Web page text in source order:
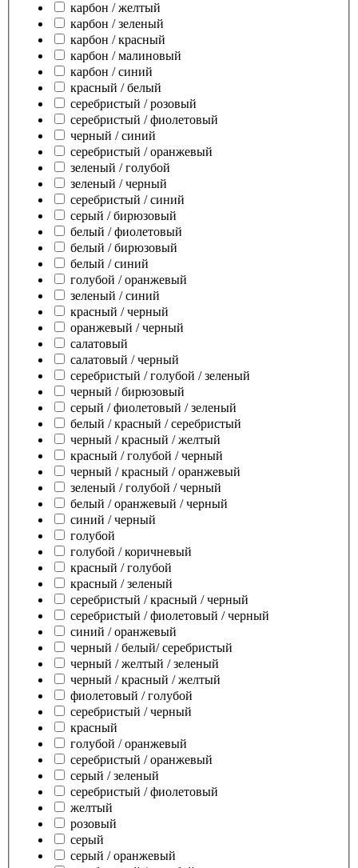
карбон / желтый
карбон / зеленый
карбон / красный
карбон / малиновый
карбон / синий
красный / белый
серебристый / розовый
серебристый / фиолетовый
черный / синий
серебристый / оранжевый
зеленый / голубой
зеленый / черный
серебристый / синий
серый / бирюзовый
белый / фиолетовый
белый / бирюзовый
белый / синий
голубой / оранжевый
зеленый / синий
красный / черный
оранжевый / черный
салатовый
салатовый / черный
серебристый / голубой / зеленый
черный / бирюзовый
серый / фиолетовый / зеленый
белый / красный / серебристый
черный / красный / желтый
красный / голубой / черный
черный / красный / оранжевый
зеленый / голубой / черный
белый / оранжевый / черный
синий / черный
голубой
голубой / коричневый
красный / голубой
красный / зеленый
серебристый / красный / черный
серебристый / фиолетовый / черный
синий / оранжевый
черный / белый/ серебристый
черный / желтый / зеленый
черный / красный / желтый
фиолетовый / голубой
серебристый / черный
красный
голубой / оранжевый
серебристый / оранжевый
серый / зеленый
серебристый / фиолетовый
желтый
розовый
серый
серый / оранжевый